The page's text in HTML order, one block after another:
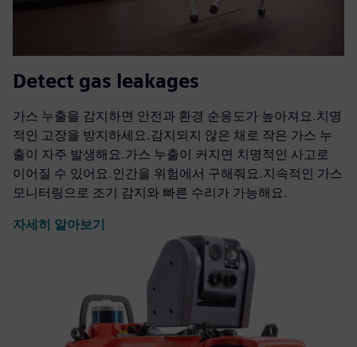
Detect gas leakages
가스 누출을 감지하면 안전과 환경 순응도가 높아져요.치명
적인 고장을 방지하세요.감지되지 않은 채로 작은 가스 누
출이 자주 발생해요.가스 누출이 커지면 치명적인 사고로
이어질 수 있어요.인간을 위험에서 구해줘요.지속적인 가스
모니터링으로 조기 감지와 빠른 수리가 가능해요.
자세히 알아보기